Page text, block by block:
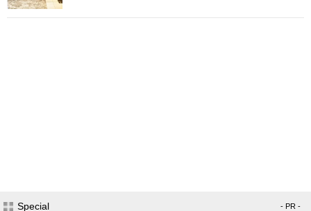
Special - PR -